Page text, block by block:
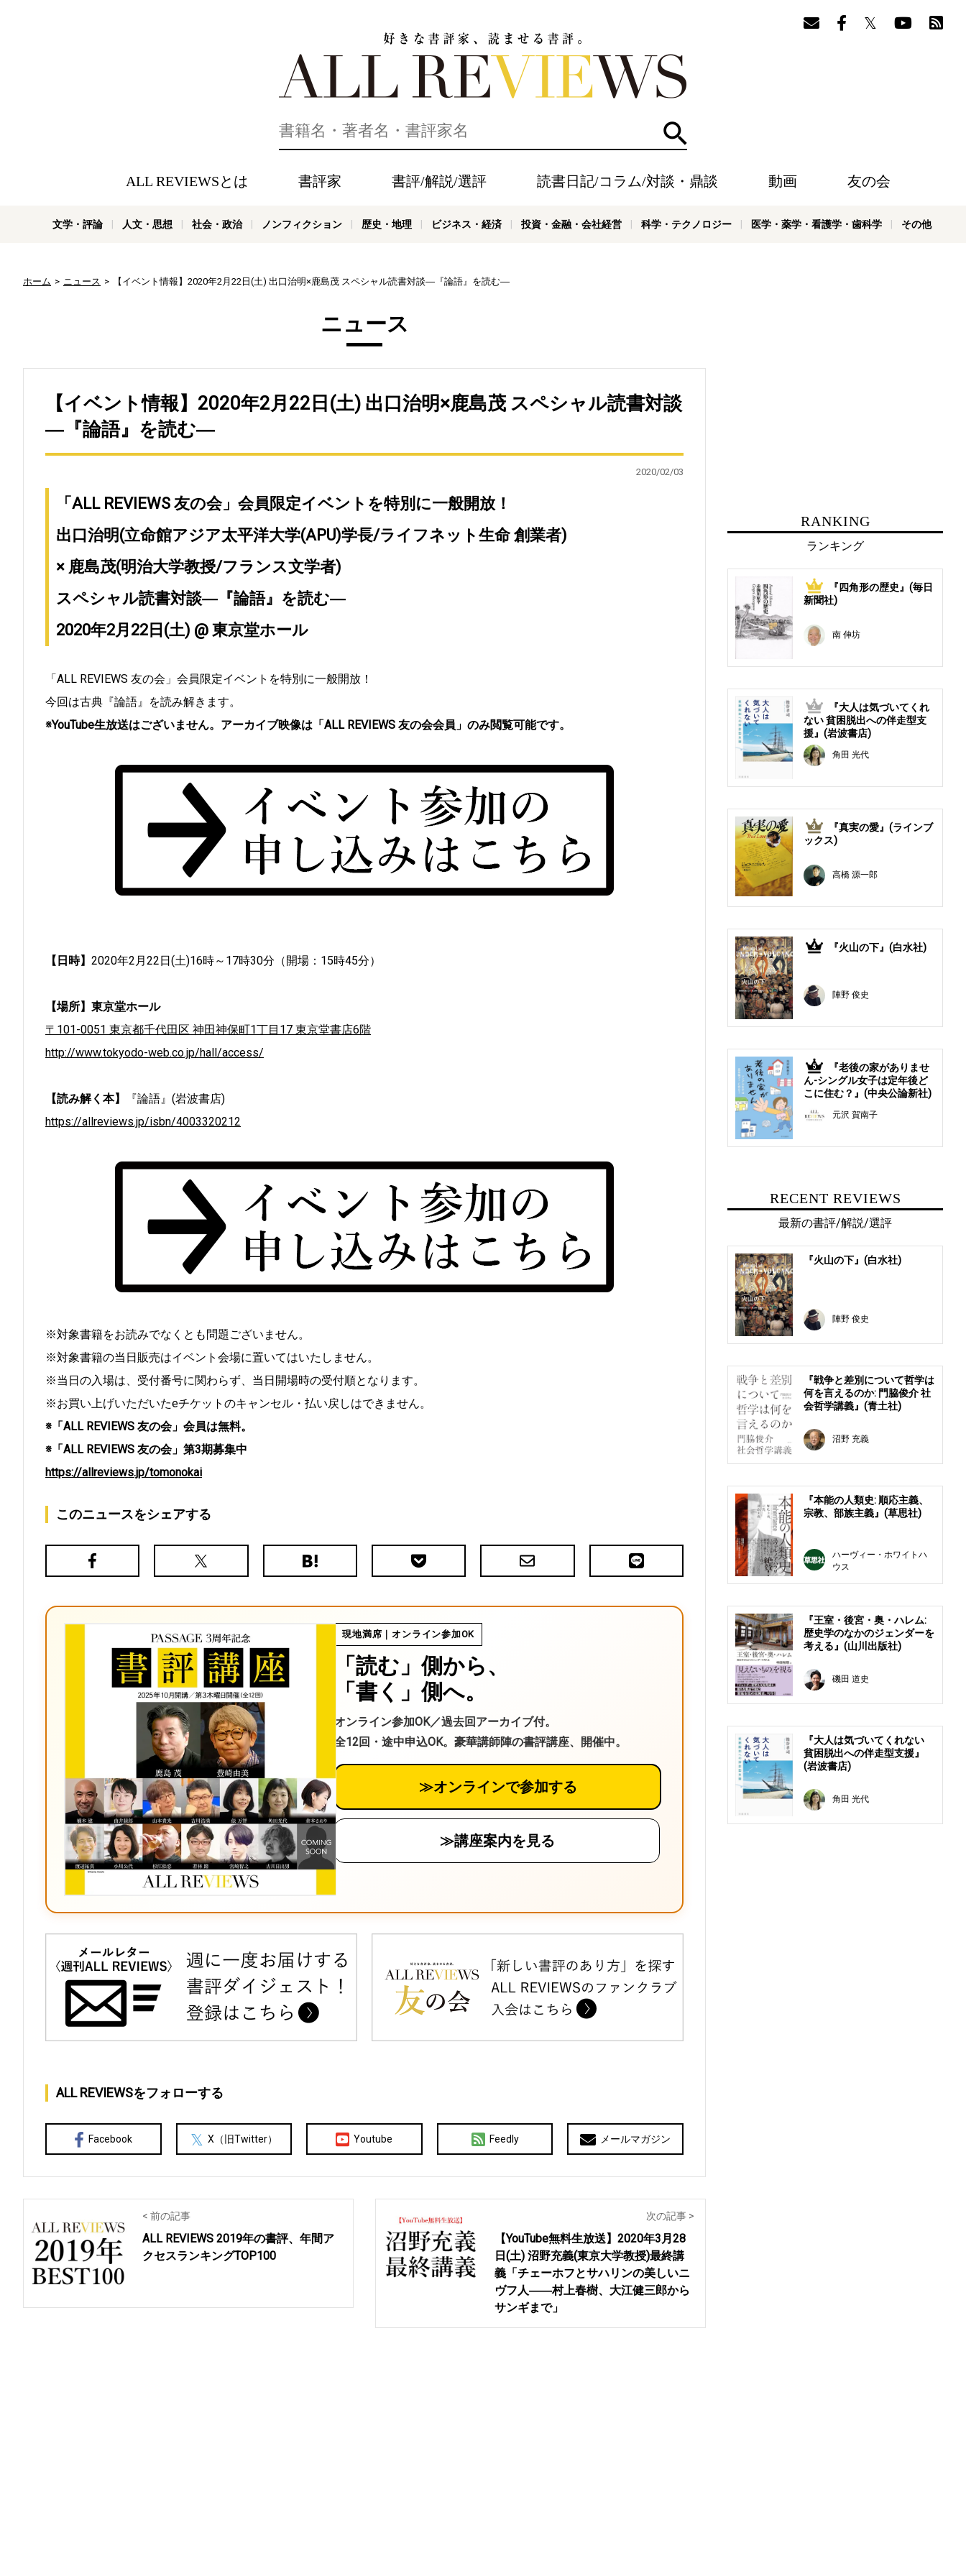
検索
ALL REVIEWSとは 書評家 書評/解説/選評 読書日記/コラム/対談・鼎談 動画 友の会
文学・評論 人文・思想 社会・政治 ノンフィクション 歴史・地理 ビジネス・経済 投資・金融・会社経営 科学・テクノロジー 医学・薬学・看護学・歯科学 その他
ホーム ニュース 【イベント情報】2020年2月22日(土) 出口治明×鹿島茂 スペシャル読書対談―『論語』を読む―
ニュース
【イベント情報】2020年2月22日(土) 出口治明×鹿島茂 スペシャル読書対談
―『論語』を読む―
2020/02/03
「ALL REVIEWS 友の会」会員限定イベントを特別に一般開放！
出口治明(立命館アジア太平洋大学(APU)学長/ライフネット生命 創業者)
× 鹿島茂(明治大学教授/フランス文学者)
スペシャル読書対談―『論語』を読む―
2020年2月22日(土) @ 東京堂ホール
「ALL REVIEWS 友の会」会員限定イベントを特別に一般開放！
今回は古典『論語』を読み解きます。
※YouTube生放送はございません。アーカイブ映像は「ALL REVIEWS 友の会会員」のみ閲覧可能です。
【日時】 2020年2月22日(土)16時～17時30分（開場：15時45分）
【場所】東京堂ホール
〒101-0051 東京都千代田区 神田神保町1丁目17 東京堂書店6階
http://www.tokyodo-web.co.jp/hall/access/
【読み解く本】
『論語』(岩波書店)
https://allreviews.jp/isbn/4003320212
※対象書籍をお読みでなくとも問題ございません。
※対象書籍の当日販売はイベント会場に置いてはいたしません。
※当日の入場は、受付番号に関わらず、当日開場時の受付順となります。
※お買い上げいただいたeチケットのキャンセル・払い戻しはできません。
※「ALL REVIEWS 友の会」会員は無料。
※「ALL REVIEWS 友の会」第3期募集中
https://allreviews.jp/tomonokai
このニュースをシェアする
Facebook
X（旧
は
Pocket
メ
LINE
現地満席｜オンライン参加OK
「読む」側から、
「書く」側へ。
オンライン参加OK／過去回アーカイブ付。
全12回・途中申込OK。豪華講師陣の書評講座、開催中。
≫オンラインで参加する
≫講座案内を見る
ALL REVIEWSをフォローする
Facebook X（旧Twitter） Youtube Feedly メールマガジン
< 前の記事
ALL REVIEWS 2019年の書評、年間ア
クセスランキングTOP100
次の記事 >
【YouTube無料生放送】2020年3月28
日(土) 沼野充義(東京大学教授)最終講
義「チェーホフとサハリンの美しいニ
ヴフ人――村上春樹、大江健三郎から
サンギまで」
RANKING
ランキング
1
『四角形の歴史』(毎日
新聞社)
南 伸坊
2
『大人は気づいてくれ
ない 貧困脱出への伴走型支
援』(岩波書店)
角田 光代
3
『真実の愛』(ラインブ
ックス)
高橋 源一郎
4 『火山の下』(白水社)
陣野 俊史
5
『老後の家がありませ
ん-シングル女子は定年後ど
こに住む？』(中央公論新社)
元沢 賀南子
RECENT REVIEWS
最新の書評/解説/選評
『火山の下』(白水社)
陣野 俊史
『戦争と差別について哲学は
何を言えるのか: 門脇俊介 社
会哲学講義』(青土社)
沼野 充義
『本能の人類史: 順応主義、
宗教、部族主義』(草思社)
ハーヴィー・ホワイトハ
ウス
『王室・後宮・奥・ハレム:
歴史学のなかのジェンダーを
考える』(山川出版社)
磯田 道史
『大人は気づいてくれない
貧困脱出への伴走型支援』
(岩波書店)
角田 光代